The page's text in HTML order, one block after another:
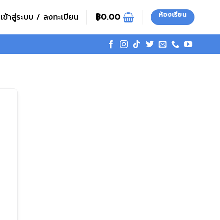
เข้าสู่ระบบ / ลงทะเบียน ฿0.00 ห้องเรียน